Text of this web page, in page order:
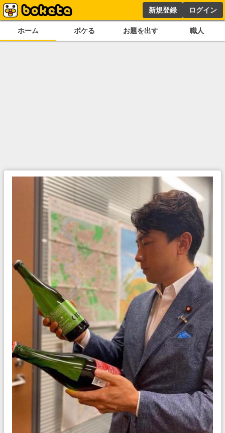
新規登録 ログイン
ホーム ボケる お題を出す 職人